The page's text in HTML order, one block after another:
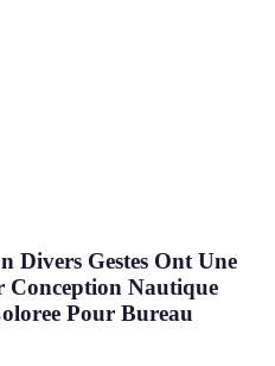
Divers Gestes Ont Une
Nautique
Pour Bureau